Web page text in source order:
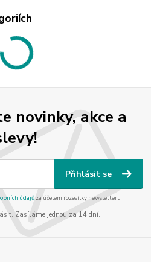
novinky, akce a
Přihlásit se
údajůza účelem rozesílky newsletteru.
Zasíláme jednou za 14 dní.